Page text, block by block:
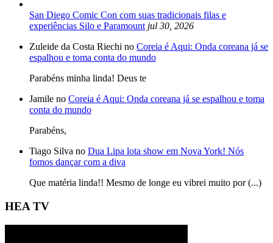
San Diego Comic Con com suas tradicionais filas e
experiências Silo e Paramount jul 30, 2026
Zuleide da Costa Riechi no Coreia é Aqui: Onda coreana já se
espalhou e toma conta do mundo
Parabéns minha linda! Deus te
Jamile no Coreia é Aqui: Onda coreana já se espalhou e toma
conta do mundo
Parabéns,
Tiago Silva no Dua Lipa lota show em Nova York! Nós
fomos dançar com a diva
Que matéria linda!! Mesmo de longe eu vibrei muito por (...)
HEA TV